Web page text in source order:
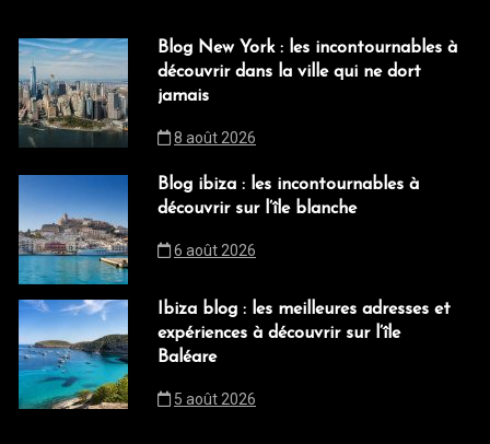
Blog New York : les incontournables à
découvrir dans la ville qui ne dort
jamais
8 août 2026
Blog ibiza : les incontournables à
découvrir sur l’île blanche
6 août 2026
Ibiza blog : les meilleures adresses et
expériences à découvrir sur l’île
Baléare
5 août 2026